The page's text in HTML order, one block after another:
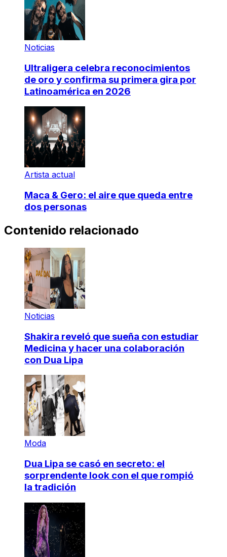
Noticias
Ultraligera celebra reconocimientos
de oro y confirma su primera gira por
Latinoamérica en 2026
Artista actual
Maca & Gero: el aire que queda entre
dos personas
Contenido relacionado
Noticias
Shakira reveló que sueña con estudiar
Medicina y hacer una colaboración
con Dua Lipa
Moda
Dua Lipa se casó en secreto: el
sorprendente look con el que rompió
la tradición